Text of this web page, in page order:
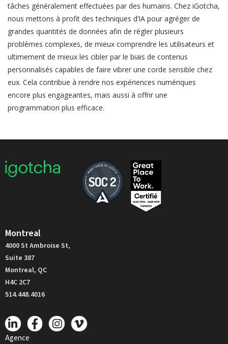
tâches généralement effectuées par des humains. Chez iGotcha,
nous mettons à profit des techniques d’IA pour agréger de
grandes quantités de données afin de régler plusieurs
problèmes complexes, de mieux comprendre les utilisateurs et
ultimement de mieux les cibler par le biais de contenus
personnalisés capables de faire vibrer une corde sensible chez
eux. Cela contribue à rendre nos expériences numériques
encore plus engageantes, mais aussi à offrir une
programmation plus efficace.
Montreal
4000 St Ambroise St,
Suite 387
Montreal, QC
H4C 2C7
514.448.4016
Agence